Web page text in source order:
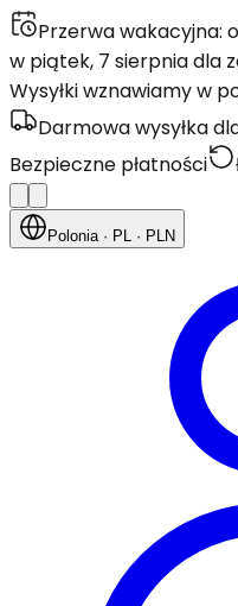
Przerwa wakacyjna:
w piątek, 7 sierpnia dla
Wysyłki wznawiamy w
Darmowa wysyłka
Bezpieczne płatności
Polonia· PL · PLN